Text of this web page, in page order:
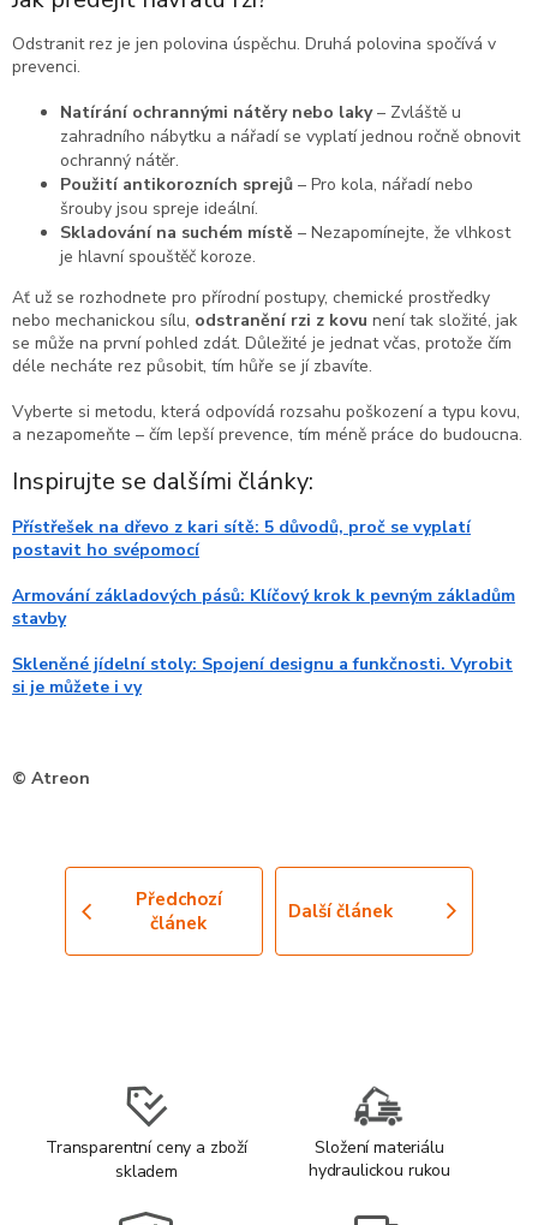
Odstranit rez je jen polovina úspěchu. Druhá polovina spočívá v
prevenci.
Natírání ochrannými nátěry nebo laky– Zvláště u
zahradního nábytku a nářadí se vyplatí jednou ročně obnovit
ochranný nátěr.
Použití antikorozních sprejů – Pro kola, nářadí nebo
šrouby jsou spreje ideální.
Skladování na suchém místě – Nezapomínejte, že vlhkost
je hlavní spouštěč koroze.
Ať už se rozhodnete pro přírodní postupy, chemické prostředky
nebo mechanickou sílu, odstranění rzi z kovu není tak složité, jak
se může na první pohled zdát. Důležité je jednat včas, protože čím
déle necháte rez působit, tím hůře se jí zbavíte.
Vyberte si metodu, která odpovídá rozsahu poškození a typu kovu,
a nezapomeňte – čím lepší prevence, tím méně práce do budoucna.
Inspirujte se dalšími články:
Přístřešek na dřevo z kari sítě: 5 důvodů, proč se vyplatí
postavit ho svépomocí
Armování základových pásů: Klíčový krok k pevným základům
stavby
Skleněné jídelní stoly: Spojení designu a funkčnosti. Vyrobit
si je můžete i vy
© Atreon
Předchozí
článek
Další článek
Transparentní ceny a zboží
skladem
Složení materiálu
hydraulickou rukou